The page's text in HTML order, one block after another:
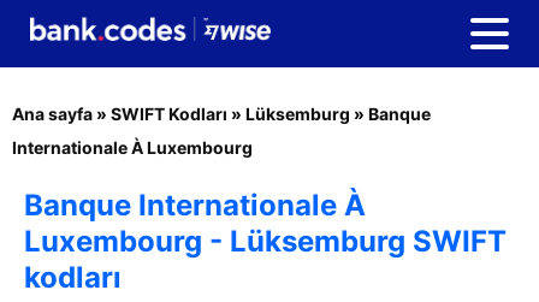
Ana sayfa » SWIFT Kodları » Lüksemburg » Banque
Internationale À Luxembourg
Banque Internationale À
Luxembourg - Lüksemburg SWIFT
kodları